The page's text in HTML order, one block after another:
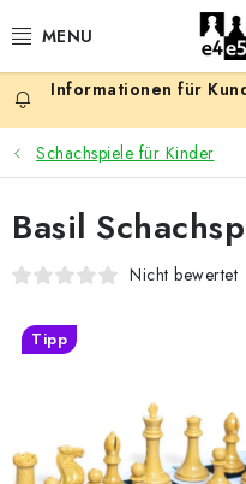
Inhalt
AKTION
SCHACHSPIELE
SCHACHFIGUREN
SCHACHBRETTER
SCHACHUHREN
SCHACHBÜCHER
SCHACH-
Schachspiele für Kinder
Basil
Nicht bewertet
Tipp